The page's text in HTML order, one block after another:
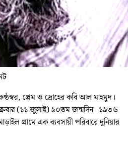
প্রেম ও দ্রোহের কবি আল মাহমুদ।
(১১ জুলাই) ৯০তম জন্মদিন। ১৯৩৬
গ্রামে এক ব্যবসায়ী পরিবারে দুনিয়ার